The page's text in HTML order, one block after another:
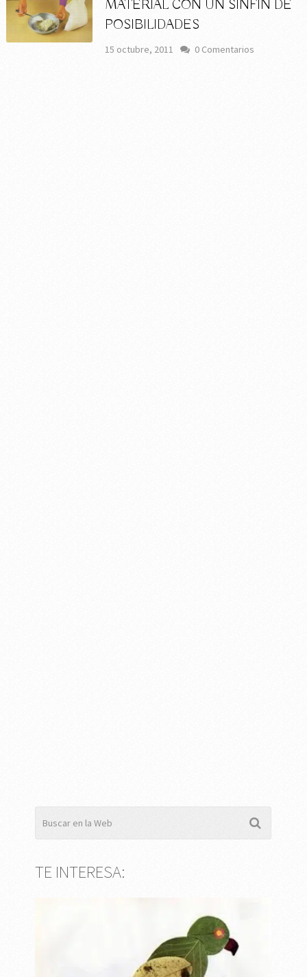
MATERIAL CON UN SINFÍN DE
POSIBILIDADES
15 octubre, 2011 0 Comentarios
TE INTERESA: